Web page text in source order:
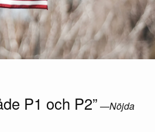
P1 och P2” —Nöjda